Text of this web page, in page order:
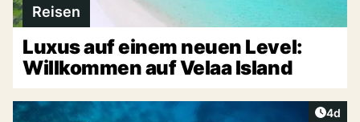
Reisen
Luxus auf einem neuen Level:
Willkommen auf Velaa Island
4d